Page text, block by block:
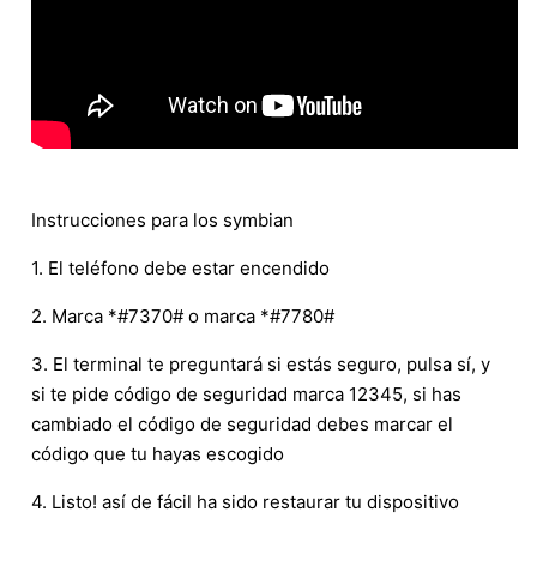
Instrucciones para los symbian
1. El teléfono debe estar encendido
2. Marca *#7370# o marca *#7780#
3. El terminal te preguntará si estás seguro, pulsa sí, y
si te pide código de seguridad marca 12345, si has
cambiado el código de seguridad debes marcar el
código que tu hayas escogido
4. Listo! así de fácil ha sido restaurar tu dispositivo